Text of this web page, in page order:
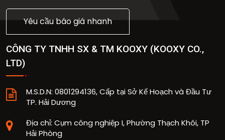
Yêu cầu báo giá nhanh
CÔNG TY TNHH SX & TM KOOXY (KOOXY CO.,
LTD)
M.S.D.N: 0801294136, Cấp tại Sở Kế Hoạch và Đầu Tư
TP. Hải Dương
Địa chỉ: Cụm công nghiệp I, Phường Thạch Khôi, TP
Hải Phòng